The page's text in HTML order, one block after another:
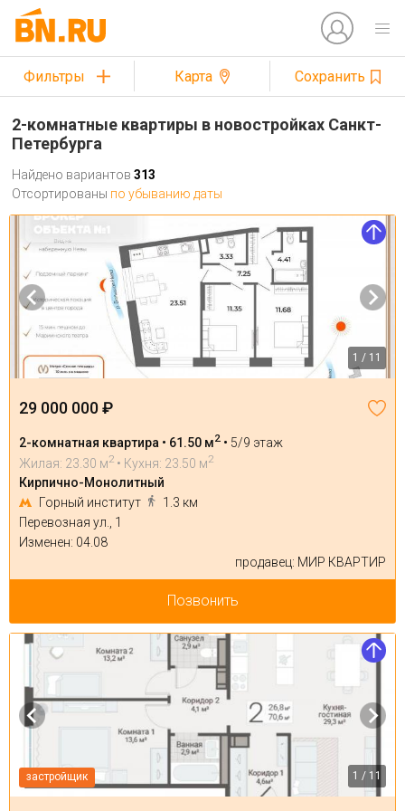
Фильтры Карта Сохранить
2-комнатные квартиры в новостройках Санкт-
Петербурга
Найдено вариантов 313
Отсортированы по убыванию даты
1 / 11
29 000 000 ₽
2-комнатная квартира • 61.50 м2 • 5/9 этаж
Жилая: 23.30 м2 • Кухня: 23.50 м2
Кирпично-Монолитный
Горный институт
1.3 км
Перевозная ул., 1
Изменен: 04.08
продавец: МИР КВАРТИР
Позвонить
застройщик 1 / 11